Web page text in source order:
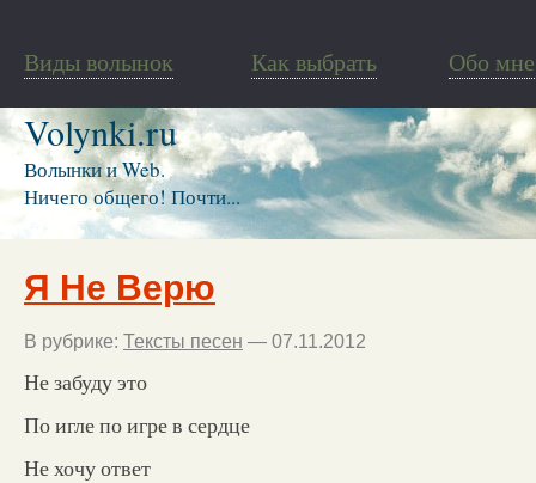
Виды волынок Как выбрать Обо мне
Volynki.ru
Волынки и Web.
Ничего общего! Почти...
Я Не Верю
В рубрике: Тексты песен — 07.11.2012
Не забуду это
По игле по игре в сердце
Не хочу ответ